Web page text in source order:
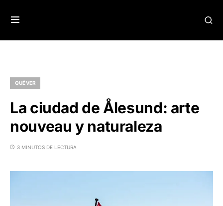
QUÉ VER
La ciudad de Ålesund: arte
nouveau y naturaleza
3 MINUTOS DE LECTURA